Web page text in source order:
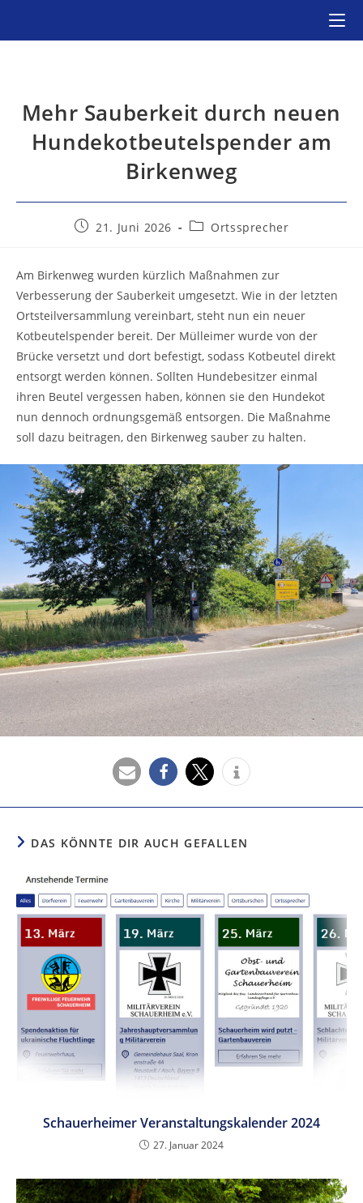
Mehr Sauberkeit durch neuen
Hundekotbeutelspender am
Birkenweg
Beitrag21. Juni 2026
Beitrags-
Ortssprecher
Am Birkenweg wurden kürzlich Maßnahmen zur
Verbesserung der Sauberkeit umgesetzt. Wie in der letzten
Ortsteilversammlung vereinbart, steht nun ein neuer
Kotbeutelspender bereit. Der Mülleimer wurde von der
Brücke versetzt und dort befestigt, sodass Kotbeutel direkt
entsorgt werden können. Sollten Hundebesitzer einmal
ihren Beutel vergessen haben, können sie den Hundekot
nun dennoch ordnungsgemäß entsorgen. Die Maßnahme
soll dazu beitragen, den Birkenweg sauber zu halten.
DAS KÖNNTE DIR AUCH GEFALLEN
Schauerheimer Veranstaltungskalender 2024
27. Januar 2024